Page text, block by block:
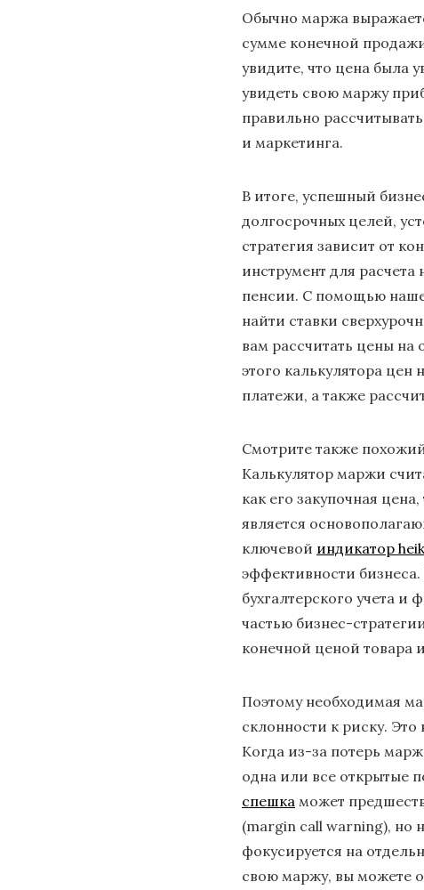
Обычно маржа
сумме конечной
увидите, что цена была
увидеть свою маржу
правильно
и маркетинга.
В итоге, успешный
долгосрочных целей,
стратегия зависит от
инструмент для
пенсии. С помощью
найти ставки
вам рассчитать цены
этого калькулятора
платежи, а также
Смотрите также
Калькулятор маржи
как его закупочная
является
ключевой индикатор
эффективности
бухгалтерского учета и
частью бизнес-
конечной ценой товара
Поэтому необходимая
склонности к риску.
Когда из-за потерь
одна или все открытые
спешка может
(margin call warning), но
фокусируется на
свою маржу, вы можете